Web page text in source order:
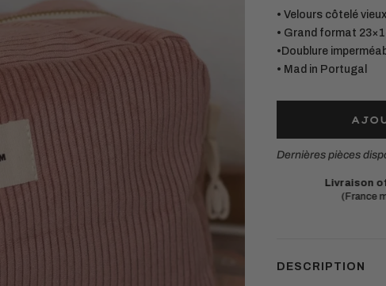
• Velours côtelé
• Grand format
•Doublure
• Mad in Portugal
Dernières pièces
Votre commande sera expédiée :
lundi
Livraison
(France
DESCRIPTION